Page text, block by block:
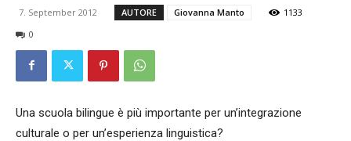
7. September 2012 AUTORE Giovanna Manto
1133
0
Una scuola bilingue è più importante per un’integrazione
culturale o per un’esperienza linguistica?